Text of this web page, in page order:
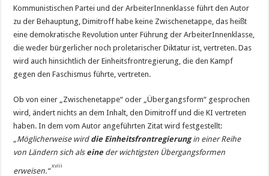
Kommunistischen Partei und der ArbeiterInnenklasse führt den Autor
zu der Behauptung, Dimitroff habe keine Zwischenetappe, das heißt
eine demokratische Revolution unter Führung der ArbeiterInnenklasse,
die weder bürgerlicher noch proletarischer Diktatur ist, vertreten. Das
wird auch hinsichtlich der Einheitsfrontregierung, die den Kampf
gegen den Faschismus führte, vertreten.
Ob von einer „Zwischenetappe“ oder „Übergangsform“ gesprochen
wird, ändert nichts an dem Inhalt, den Dimitroff und die KI vertreten
haben. In dem vom Autor angeführten Zitat wird festgestellt:
„Möglicherweise wird die Einheitsfrontregierungin einer Reihe
von Ländern sich als eine der wichtigsten Übergangsformen
erweisen.“
xviii